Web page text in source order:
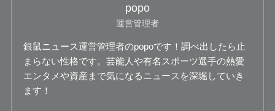
popo
運営管理者
銀鼠ニュース運営管理者のpopoです！調べ出したら止
まらない性格です。芸能人や有名スポーツ選手の熱愛
エンタメや資産まで気になるニュースを深堀していき
ます！